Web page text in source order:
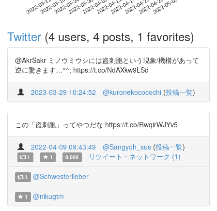
2022-03-122022-03-182022-03-242022-03-302022-04-052022-04-112022-04-172022-04-232022-04-292022-05-05
Twitter (4 users, 4 posts, 1 favorites)
@AkrSakr ミノウミウシには盗刺胞という現象/機構があって
逆に驚きます…^^; https://t.co/NdAXkw9LSd
2023-03-29 10:24:52 @kuronekococochi (投稿一覧)
この「盗刺胞」ってやつだな https://t.co/RwqirWJYv5
2022-04-09 09:43:49 @Sangyoh_sus (投稿一覧)
1 1 0.000 リツイート・ネットワーク (1)
1 @Schwesterlieber
1 @nikugtm